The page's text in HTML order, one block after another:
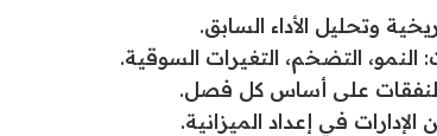
وتحليل الأداء السابق.
النمو، التضخم، التغيرات السوقية.
والنفقات على أساس كل فصل.
الإدارات في إعداد الميزانية.